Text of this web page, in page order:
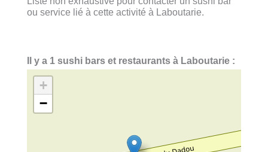
ou service lié à cette activité à Laboutarie.
Il y a 1 sushi bars et restaurants à Laboutarie :
+
−